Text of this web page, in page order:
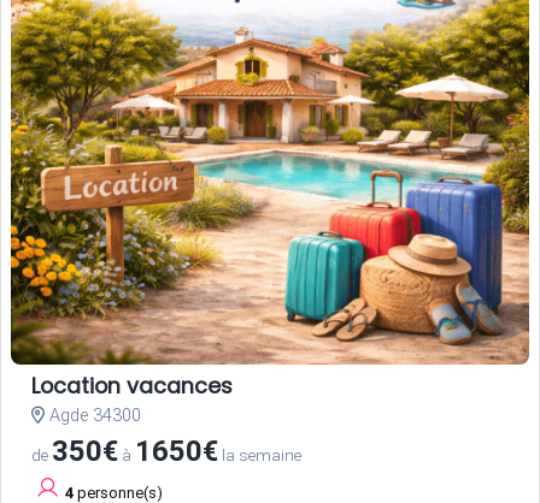
Location vacances
Agde 34300
de 350€ à 1650€ la semaine
4 personne(s)